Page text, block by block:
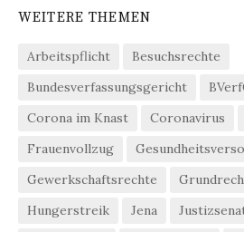
WEITERE THEMEN
Arbeitspflicht
Besuchsrechte
Bundesverfassungsgericht
Corona im Knast
Coronavirus
Frauenvollzug
Gewerkschaftsrechte
Hungerstreik
Jena